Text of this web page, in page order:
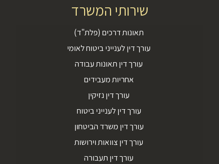
שירותי המשרד
תאונות דרכים (פלת"ד)
עורך דין לענייני ביטוח לאומי
עורך דין תאונות עבודה
אחריות מעבידים
עורך דין נזיקין
עורך דין לענייני ביטוח
עורך דין משרד הביטחון
עורך דין צוואות וירושות
עורך דין תעבורה